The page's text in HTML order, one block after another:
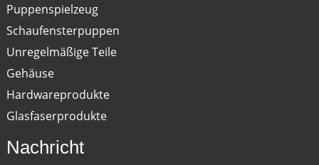
Puppenspielzeug
Schaufensterpuppen
Unregelmäßige Teile
Gehäuse
Hardwareprodukte
Glasfaserprodukte
Nachricht